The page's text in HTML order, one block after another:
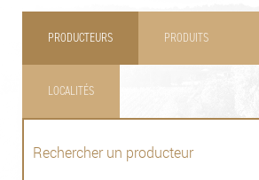
PRODUCTEURS PRODUITS
LOCALITÉS